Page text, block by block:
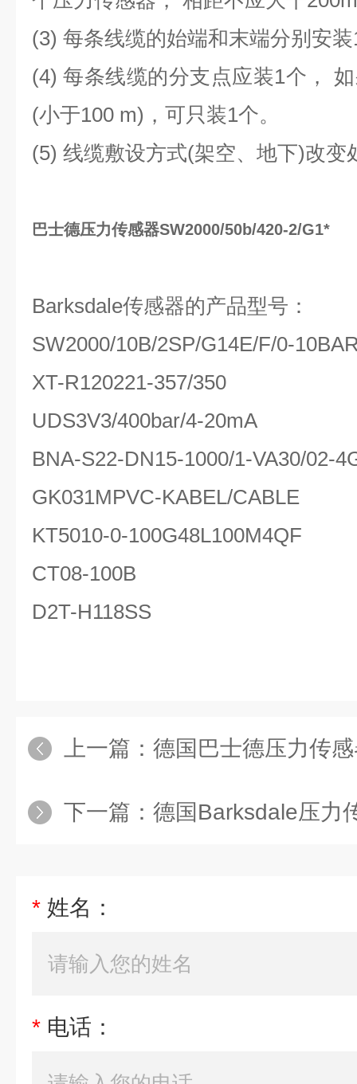
(3) 每条线缆的始端和末端分别安
(4) 每条线缆的分支点应装1个，
(小于100 m)，可只装1个。
(5) 线缆敷设方式(架空、地下)改变
巴士德压力传感器SW2000/50b/420-2/G1*
Barksdale传感器的产品型号：
SW2000/10B/2SP/G14E/F/0-
XT-R120221-357/350
UDS3V3/400bar/4-20mA
BNA-S22-DN15-1000/1-VA30/02-
GK031MPVC-KABEL/CABLE
KT5010-0-100G48L100M4QF
CT08-100B
D2T-H118SS
上一篇： 德国巴士德压力传
下一篇： 德国Barksdale压力
* 姓名：
* 电话：